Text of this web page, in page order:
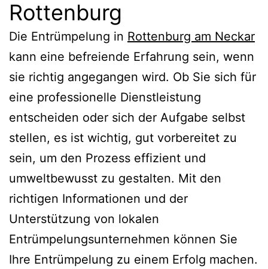
Rottenburg
Die Entrümpelung in Rottenburg am Neckar
kann eine befreiende Erfahrung sein, wenn
sie richtig angegangen wird. Ob Sie sich für
eine professionelle Dienstleistung
entscheiden oder sich der Aufgabe selbst
stellen, es ist wichtig, gut vorbereitet zu
sein, um den Prozess effizient und
umweltbewusst zu gestalten. Mit den
richtigen Informationen und der
Unterstützung von lokalen
Entrümpelungsunternehmen können Sie
Ihre Entrümpelung zu einem Erfolg machen.